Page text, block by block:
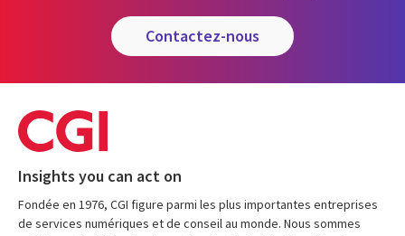
contactez-nous
Insights you can act on
Fondée en 1976, CGI figure parmi les plus importantes entreprises
de services numériques et de conseil au monde. Nous sommes